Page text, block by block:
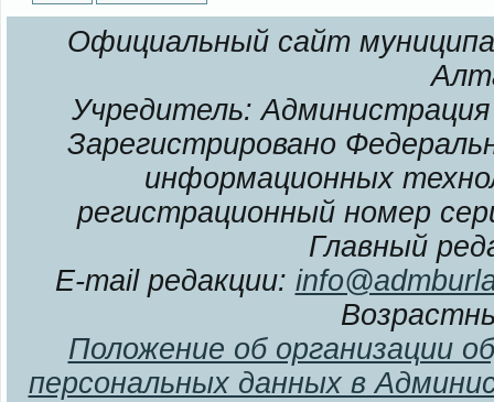
Официальный сайт
Учредитель: Администрация
Зарегистрировано
информационных
регистрационный номер
Главный
E-mail редакции:
Положение об организации
персональных данных в